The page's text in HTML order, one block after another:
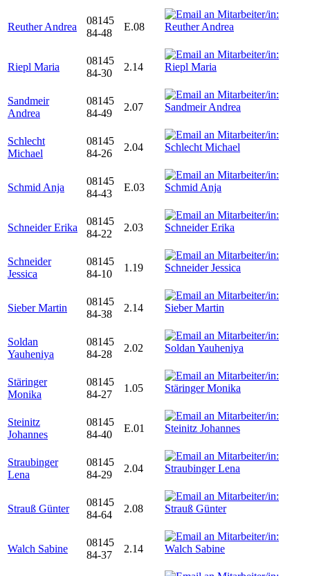
Reuther Andrea
08145
84-48
E.08
Riepl Maria
08145
84-30
2.14
Sandmeir
Andrea
08145
84-49
2.07
Schlecht
Michael
08145
84-26
2.04
Schmid Anja
08145
84-43
E.03
Schneider Erika
08145
84-22
2.03
Schneider
Jessica
08145
84-10
1.19
Sieber Martin
08145
84-38
2.14
Soldan
Yauheniya
08145
84-28
2.02
Stäringer
Monika
08145
84-27
1.05
Steinitz
Johannes
08145
84-40
E.01
Straubinger
Lena
08145
84-29
2.04
Strauß Günter
08145
84-64
2.08
Walch Sabine
08145
84-37
2.14